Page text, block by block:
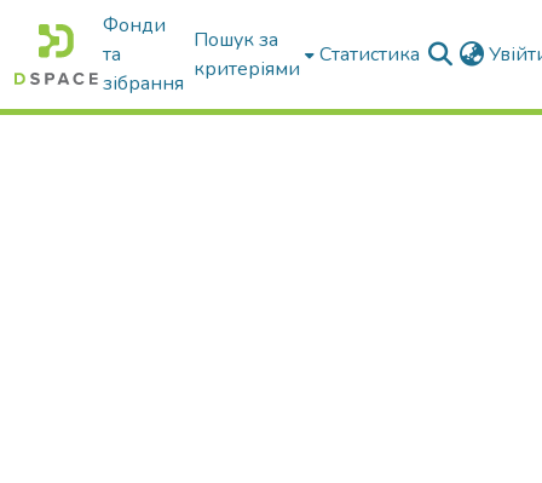
Фонди
та
зібрання
Пошук за
критеріями
Статистика